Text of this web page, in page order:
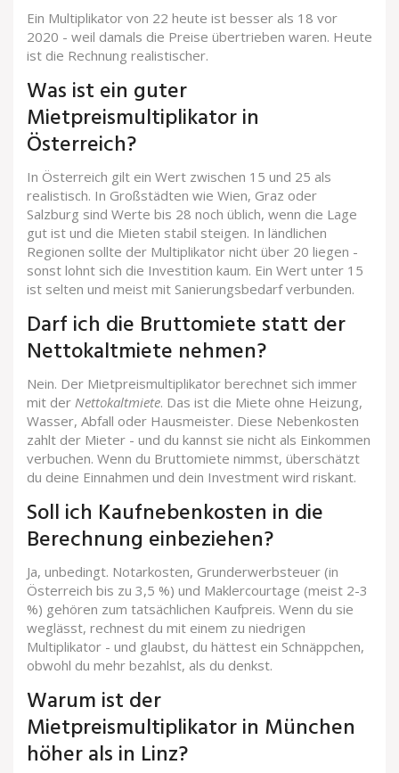
Ein Multiplikator von 22 heute ist besser als 18 vor
2020 - weil damals die Preise übertrieben waren. Heute
ist die Rechnung realistischer.
Was ist ein guter
Mietpreismultiplikator in
Österreich?
In Österreich gilt ein Wert zwischen 15 und 25 als
realistisch. In Großstädten wie Wien, Graz oder
Salzburg sind Werte bis 28 noch üblich, wenn die Lage
gut ist und die Mieten stabil steigen. In ländlichen
Regionen sollte der Multiplikator nicht über 20 liegen -
sonst lohnt sich die Investition kaum. Ein Wert unter 15
ist selten und meist mit Sanierungsbedarf verbunden.
Darf ich die Bruttomiete statt der
Nettokaltmiete nehmen?
Nein. Der Mietpreismultiplikator berechnet sich immer
mit der Nettokaltmiete. Das ist die Miete ohne Heizung,
Wasser, Abfall oder Hausmeister. Diese Nebenkosten
zahlt der Mieter - und du kannst sie nicht als Einkommen
verbuchen. Wenn du Bruttomiete nimmst, überschätzt
du deine Einnahmen und dein Investment wird riskant.
Soll ich Kaufnebenkosten in die
Berechnung einbeziehen?
Ja, unbedingt. Notarkosten, Grunderwerbsteuer (in
Österreich bis zu 3,5 %) und Maklercourtage (meist 2-3
%) gehören zum tatsächlichen Kaufpreis. Wenn du sie
weglässt, rechnest du mit einem zu niedrigen
Multiplikator - und glaubst, du hättest ein Schnäppchen,
obwohl du mehr bezahlst, als du denkst.
Warum ist der
Mietpreismultiplikator in München
höher als in Linz?